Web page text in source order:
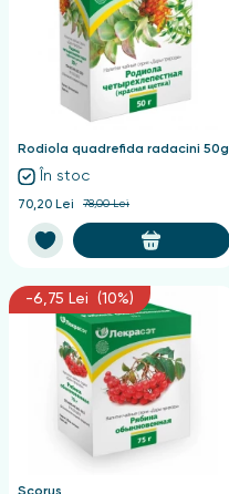
Rodiola quadrefida radacini 50g
În stoc
70,20 Lei 78,00 Lei
-6,75 Lei (10%)